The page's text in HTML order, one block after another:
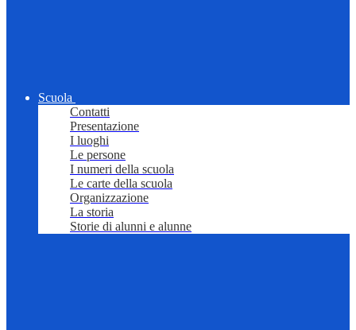
Scuola
Contatti
Presentazione
I luoghi
Le persone
I numeri della scuola
Le carte della scuola
Organizzazione
La storia
Storie di alunni e alunne